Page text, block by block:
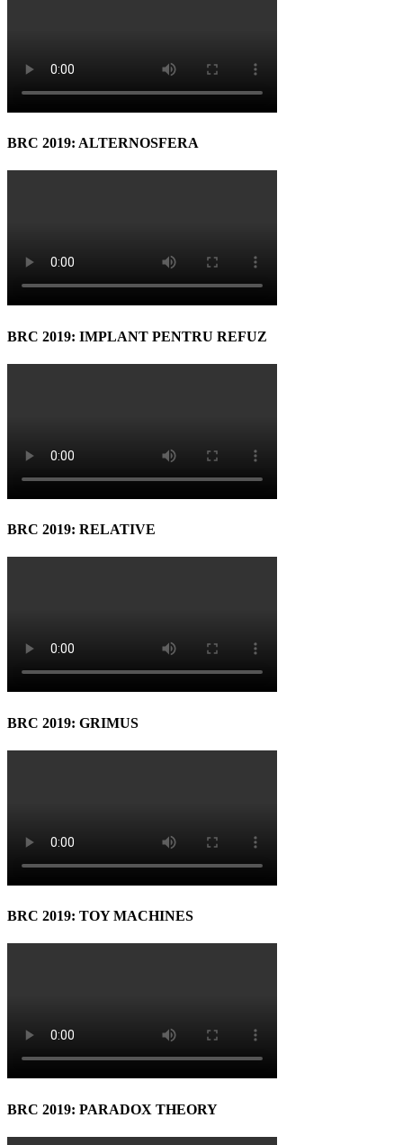
BRC 2019: ALTERNOSFERA
BRC 2019: IMPLANT PENTRU REFUZ
BRC 2019: RELATIVE
BRC 2019: GRIMUS
BRC 2019: TOY MACHINES
BRC 2019: PARADOX THEORY